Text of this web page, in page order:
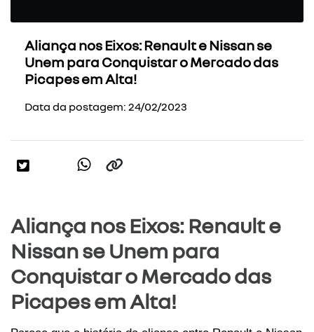
Aliança nos Eixos: Renault e Nissan se
Unem para Conquistar o Mercado das
Picapes em Alta!
Data da postagem: 24/02/2023
Aliança nos Eixos: Renault e
Nissan se Unem para
Conquistar o Mercado das
Picapes em Alta!